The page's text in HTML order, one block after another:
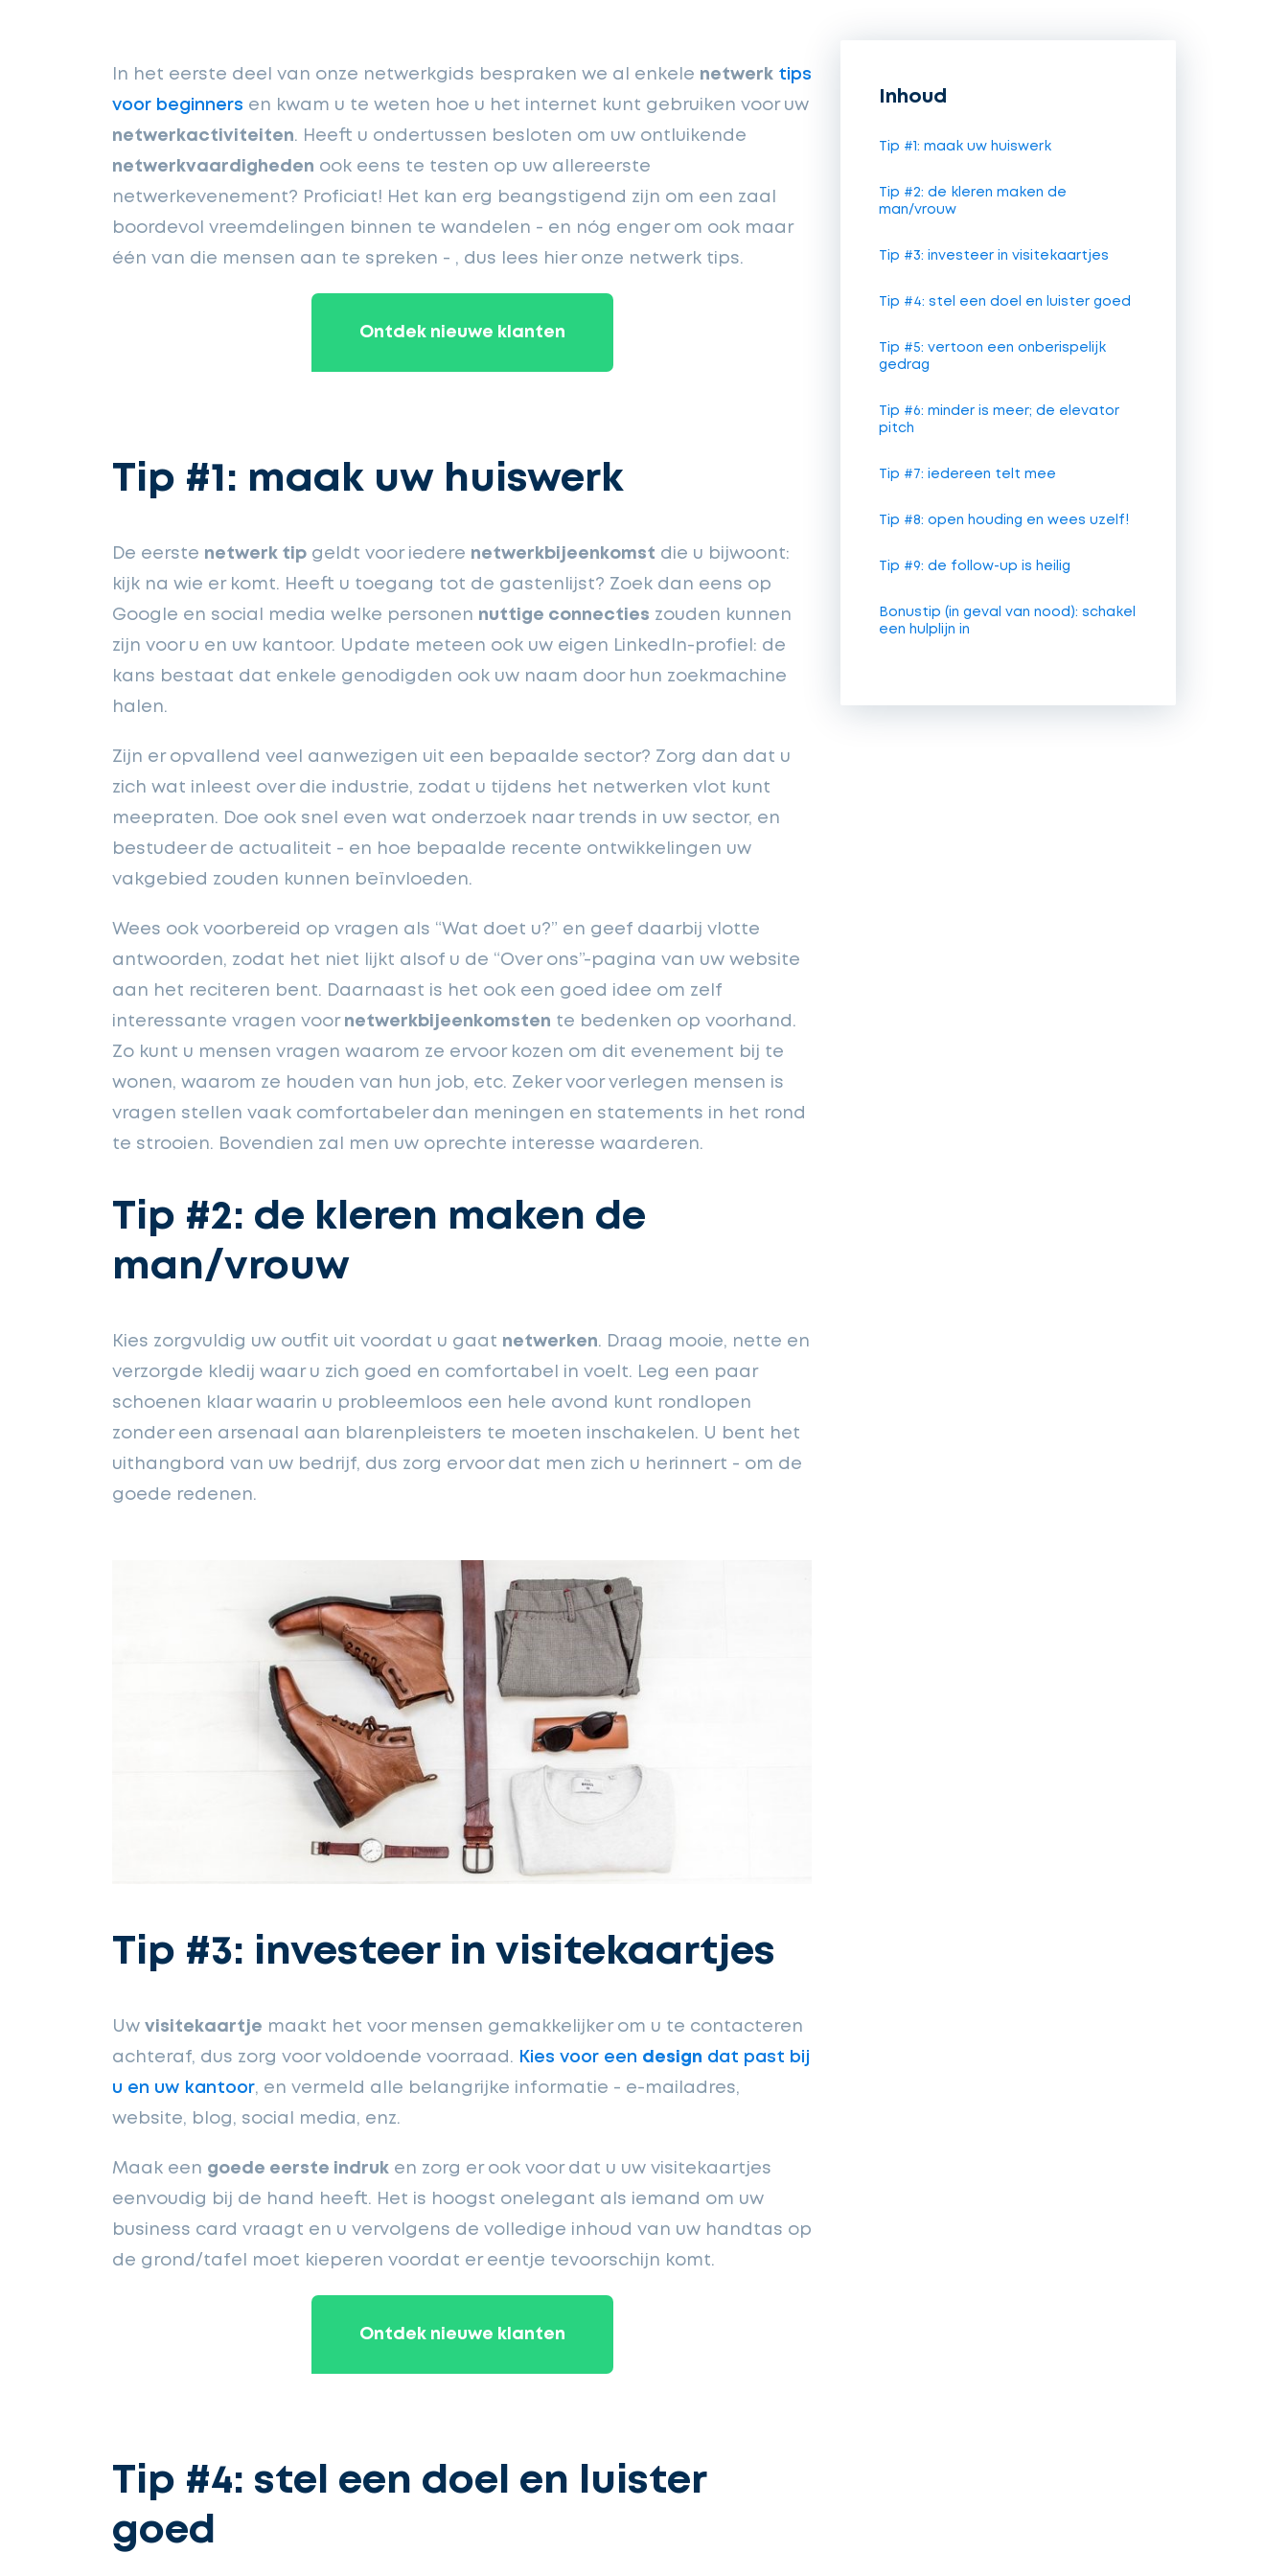
In het eerste deel van onze netwerkgids bespraken we al enkele netwerk tips
voor beginners en kwam u te weten hoe u het internet kunt gebruiken voor uw
netwerkactiviteiten. Heeft u ondertussen besloten om uw ontluikende
netwerkvaardigheden ook eens te testen op uw allereerste
netwerkevenement? Proficiat! Het kan erg beangstigend zijn om een zaal
boordevol vreemdelingen binnen te wandelen - en nóg enger om ook maar
één van die mensen aan te spreken - , dus lees hier onze netwerk tips.
Ontdek nieuwe klanten
Tip #1: maak uw huiswerk
De eerste netwerk tip geldt voor iedere netwerkbijeenkomst die u bijwoont:
kijk na wie er komt. Heeft u toegang tot de gastenlijst? Zoek dan eens op
Google en social media welke personen nuttige connecties zouden kunnen
zijn voor u en uw kantoor. Update meteen ook uw eigen LinkedIn-profiel: de
kans bestaat dat enkele genodigden ook uw naam door hun zoekmachine
halen.
Zijn er opvallend veel aanwezigen uit een bepaalde sector? Zorg dan dat u
zich wat inleest over die industrie, zodat u tijdens het netwerken vlot kunt
meepraten. Doe ook snel even wat onderzoek naar trends in uw sector, en
bestudeer de actualiteit - en hoe bepaalde recente ontwikkelingen uw
vakgebied zouden kunnen beïnvloeden.
Wees ook voorbereid op vragen als “Wat doet u?” en geef daarbij vlotte
antwoorden, zodat het niet lijkt alsof u de “Over ons”-pagina van uw website
aan het reciteren bent. Daarnaast is het ook een goed idee om zelf
interessante vragen voor netwerkbijeenkomsten te bedenken op voorhand.
Zo kunt u mensen vragen waarom ze ervoor kozen om dit evenement bij te
wonen, waarom ze houden van hun job, etc. Zeker voor verlegen mensen is
vragen stellen vaak comfortabeler dan meningen en statements in het rond
te strooien. Bovendien zal men uw oprechte interesse waarderen.
Tip #2: de kleren maken de
man/vrouw
Kies zorgvuldig uw outfit uit voordat u gaat netwerken. Draag mooie, nette en
verzorgde kledij waar u zich goed en comfortabel in voelt. Leg een paar
schoenen klaar waarin u probleemloos een hele avond kunt rondlopen
zonder een arsenaal aan blarenpleisters te moeten inschakelen. U bent het
uithangbord van uw bedrijf, dus zorg ervoor dat men zich u herinnert - om de
goede redenen.
Tip #3: investeer in visitekaartjes
Uw visitekaartje maakt het voor mensen gemakkelijker om u te contacteren
achteraf, dus zorg voor voldoende voorraad.
Kies voor een design dat past bij
u en uw kantoor, en vermeld alle belangrijke informatie - e-mailadres,
website, blog, social media, enz.
Maak een goede eerste indruk en zorg er ook voor dat u uw visitekaartjes
eenvoudig bij de hand heeft. Het is hoogst onelegant als iemand om uw
business card vraagt en u vervolgens de volledige inhoud van uw handtas op
de grond/tafel moet kieperen voordat er eentje tevoorschijn komt.
Ontdek nieuwe klanten
Tip #4: stel een doel en luister
goed
Inhoud
Tip #1: maak uw huiswerk
Tip #2: de kleren maken de
man/vrouw
Tip #3: investeer in visitekaartjes
Tip #4: stel een doel en luister goed
Tip #5: vertoon een onberispelijk
gedrag
Tip #6: minder is meer; de elevator
pitch
Tip #7: iedereen telt mee
Tip #8: open houding en wees uzelf!
Tip #9: de follow-up is heilig
Bonustip (in geval van nood): schakel
een hulplijn in